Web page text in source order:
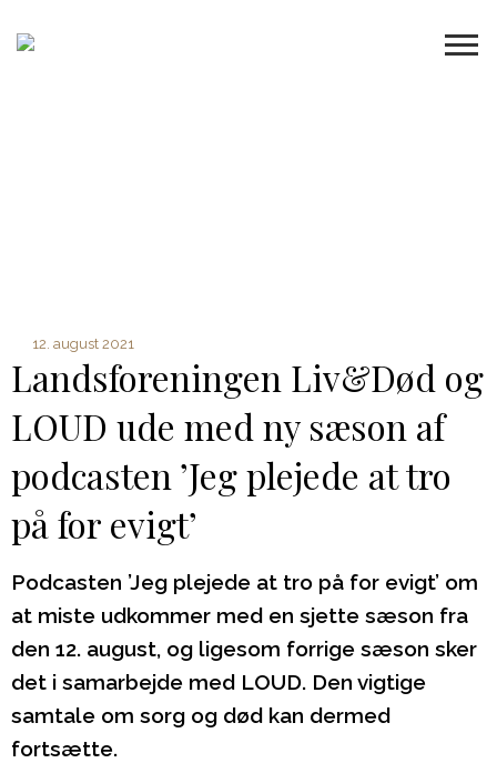
12. august 2021
Landsforeningen Liv&Død og
LOUD ude med ny sæson af
podcasten ’Jeg plejede at tro
på for evigt’
Podcasten ’Jeg plejede at tro på for evigt’ om
at miste udkommer med en sjette sæson fra
den 12. august, og ligesom forrige sæson sker
det i samarbejde med LOUD. Den vigtige
samtale om sorg og død kan dermed
fortsætte.